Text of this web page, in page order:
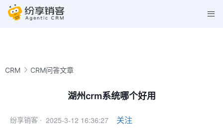
CRM CRM问答文章
湖州crm系统哪个好用
纷享销客 · 2025-3-12 16:36:27 关注